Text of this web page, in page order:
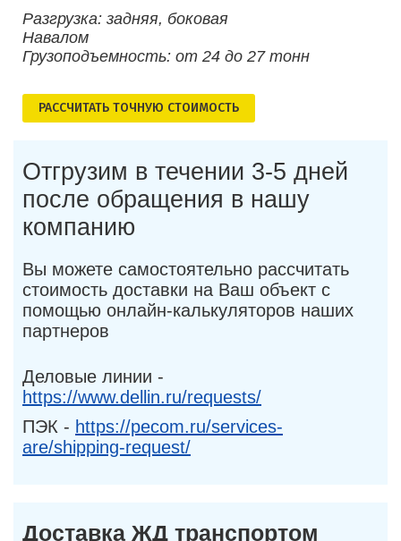
Разгрузка: задняя, боковая
Навалом
Грузоподъемность: от 24 до 27 тонн
РАСCЧИТАТЬ ТОЧНУЮ СТОИМОСТЬ
Отгрузим в течении 3-5 дней
после обращения в нашу
компанию
Вы можете самостоятельно рассчитать
стоимость доставки на Ваш объект с
помощью онлайн-калькуляторов наших
партнеров
Деловые линии -
https://www.dellin.ru/requests/
ПЭК - https://pecom.ru/services-
are/shipping-request/
Доставка ЖД транспортом